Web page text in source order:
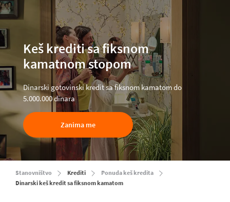
Keš krediti sa fiksnom
kamatnom stopom
Dinarski gotovinski kredit sa fiksnom kamatom do
5.000.000 dinara
Zanima me
Stanovništvo Krediti
Ponuda keš kredita
Dinarski keš kredit sa fiksnom kamatom